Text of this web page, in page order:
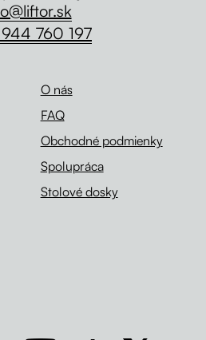
O nás
FAQ
Obchodné podmienky
Spolupráca
Stolové dosky
760 197